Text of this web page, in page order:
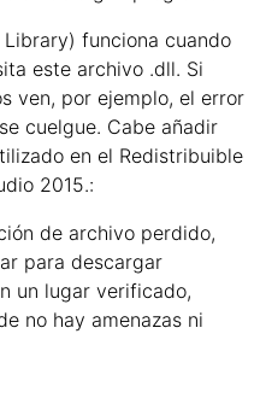
funciona cuando
este archivo .dll. Si
ven, por ejemplo, el error
cuelgue. Cabe añadir
en el Redistribuible
2015.:
de archivo perdido,
para descargar
un lugar verificado,
no hay amenazas ni